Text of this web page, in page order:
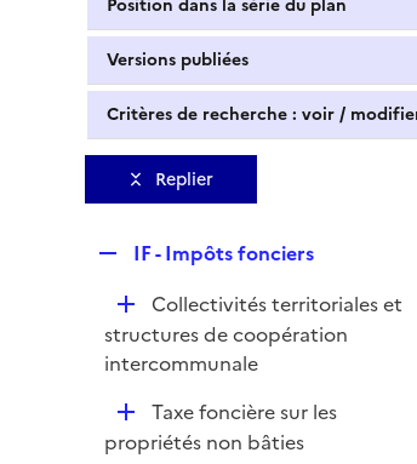
Position dans la série du plan
Versions publiées
Critères de recherche : voir /
Replier
p
l
i
e
r
IF - Impôts fonciers
D
é
p
e
Collectivités territoriales et
structures de coopération
intercommunale
D
é
Taxe foncière sur les
propriétés non bâties